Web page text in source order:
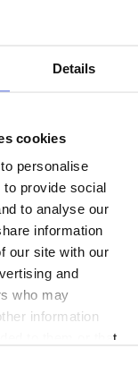
Details
cookies
personalise
to provide social
to analyse our
information
our site with our
and
who may
information
to them or that
Wizytówki
zobacz